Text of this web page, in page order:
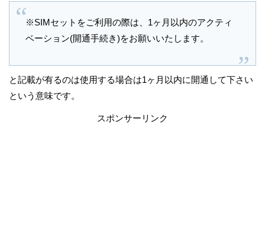
※SIMセットをご利用の際は、1ヶ月以内のアクティ
ベーション(開通手続き)をお願いいたします。
と記載が有るのは使用する場合は1ヶ月以内に開通して下さい
という意味です。
スポンサーリンク